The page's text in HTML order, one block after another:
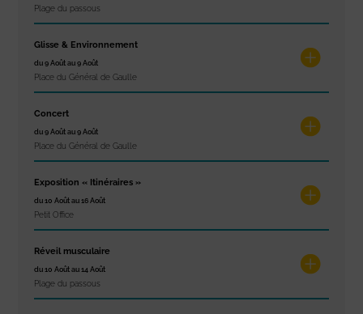
Plage du passous
Glisse & Environnement
du 9 Août au 9 Août
Place du Général de Gaulle
Concert
du 9 Août au 9 Août
Place du Général de Gaulle
Exposition « Itinéraires »
du 10 Août au 16 Août
Petit Office
Réveil musculaire
du 10 Août au 14 Août
Plage du passous